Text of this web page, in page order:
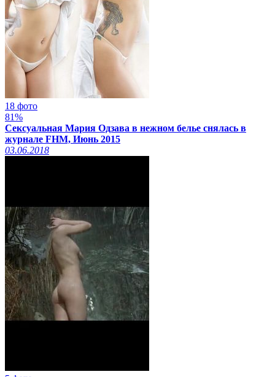
18 фото
81%
Сексуальная Мария Одзава в нежном белье снялась в
журнале FHM, Июнь 2015
03.06.2018